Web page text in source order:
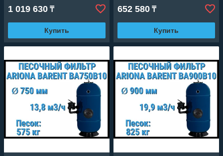
1 019 630 ₸
Купить
652 580 ₸
Купить